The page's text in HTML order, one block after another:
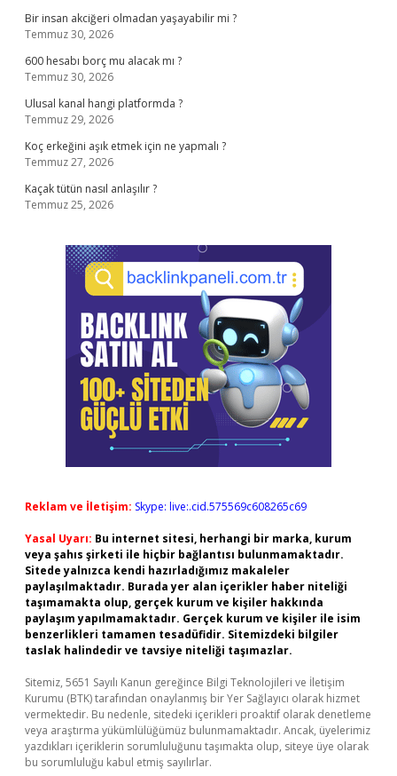
Bir insan akciğeri olmadan yaşayabilir mi ?
Temmuz 30, 2026
600 hesabı borç mu alacak mı ?
Temmuz 30, 2026
Ulusal kanal hangi platformda ?
Temmuz 29, 2026
Koç erkeğini aşık etmek için ne yapmalı ?
Temmuz 27, 2026
Kaçak tütün nasıl anlaşılır ?
Temmuz 25, 2026
Reklam ve İletişim: Skype: live:.cid.575569c608265c69
Yasal Uyarı: Bu internet sitesi, herhangi bir marka, kurum
veya şahıs şirketi ile hiçbir bağlantısı bulunmamaktadır.
Sitede yalnızca kendi hazırladığımız makaleler
paylaşılmaktadır. Burada yer alan içerikler haber niteliği
taşımamakta olup, gerçek kurum ve kişiler hakkında
paylaşım yapılmamaktadır. Gerçek kurum ve kişiler ile isim
benzerlikleri tamamen tesadüfidir. Sitemizdeki bilgiler
taslak halindedir ve tavsiye niteliği taşımazlar.
Sitemiz, 5651 Sayılı Kanun gereğince Bilgi Teknolojileri ve İletişim
Kurumu (BTK) tarafından onaylanmış bir Yer Sağlayıcı olarak hizmet
vermektedir. Bu nedenle, sitedeki içerikleri proaktif olarak denetleme
veya araştırma yükümlülüğümüz bulunmamaktadır. Ancak, üyelerimiz
yazdıkları içeriklerin sorumluluğunu taşımakta olup, siteye üye olarak
bu sorumluluğu kabul etmiş sayılırlar.